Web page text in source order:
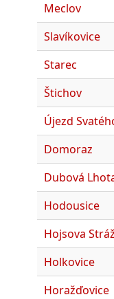
Meclov
Slavíkovice
Starec
Štichov
Újezd
Domoraz
Dubová
Hodousice
Hojsova Stráž
Holkovice
Horažďovice